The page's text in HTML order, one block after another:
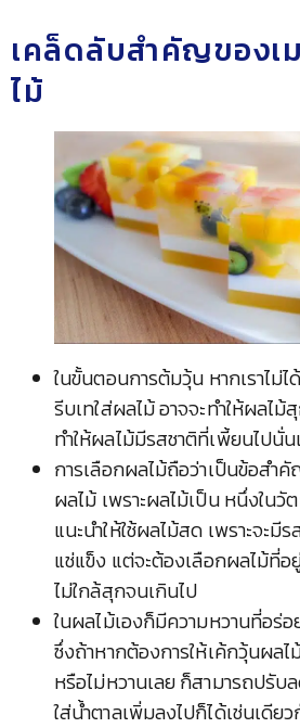
เคล็ดลับสำคัญของเ
ไม้
ในขั้นตอนการต้มวุ้น หากเราไม่ไ
รีบเทใส่ผลไม้ อาจจะทำให้ผลไ
ทำให้ผลไม้มีรสชาติที่เพี้ยนไปนั่น
การเลือกผลไม้ถือว่าเป็นข้อสำ
ผลไม้ เพราะผลไม้เป็น หนึ่งใน
แนะนำให้ใช้ผลไม้สด เพราะจะมี
แช่แข็ง แต่จะต้องเลือกผลไม้ที่อ
ไม่ใกล้สุกจนเกินไป
ในผลไม้เองก็มีความหวานที่อร่
ซึ่งถ้าหากต้องการให้เค้กวุ้นผล
หรือไม่หวานเลย ก็สามารถปรับ
ใส่น้ำตาลเพิ่มลงไปก็ได้เช่นเดีย